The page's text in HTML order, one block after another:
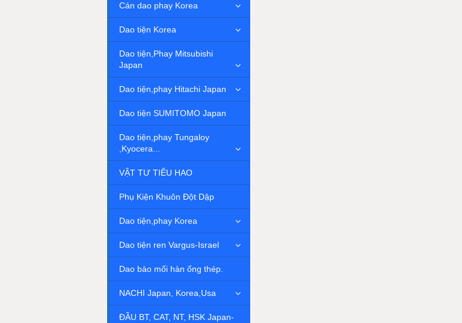
Cán dao phay Korea
Dao tiện Korea
Dao tiện,Phay Mitsubishi
Japan
Dao tiện,phay Hitachi Japan
Dao tiện SUMITOMO Japan
Dao tiện,phay Tungaloy
,Kyocera...
VẬT TƯ TIÊU HAO
Phụ Kiện Khuôn Đột Dập
Dao tiện,phay Korea
Dao tiện ren Vargus-Israel
Dao bào mối hàn ống thép.
NACHI Japan, Korea,Usa
ĐẦU BT, CAT, NT, HSK Japan-